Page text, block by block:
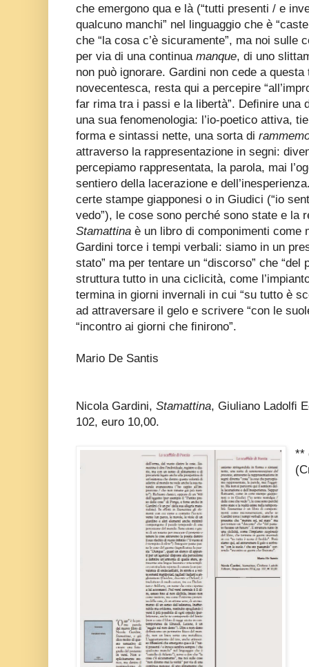
che emergono qua e là (“tutti presenti / e
qualcuno manchi” nel linguaggio che è
che “la cosa c’è sicuramente”, ma noi sulle
per via di una continua manque, di uno
non può ignorare. Gardini non cede a questa
novecentesca, resta qui a percepire
far rima tra i passi e la libertà”. Deﬁnire una
una sua fenomenologia: l’io-poetico attiva,
forma e sintassi nette, una sorta di
attraverso la rappresentazione in segni:
percepiamo rappresentata, la parola, mai
sentiero della lacerazione e
certe stampe giapponesi o in Giudici (“io
vedo”), le cose sono perché sono state e la
Stamattina è un libro di componimenti come
Gardini torce i tempi verbali: siamo in un
stato” ma per tentare un “discorso” che
struttura tutto in una ciclicità, come
termina in giorni invernali in cui “su tutto è
ad attraversare il gelo e scrivere “con le
“incontro ai giorni che ﬁnirono”.
Mario De Santis
Nicola Gardini, Stamattina, Giuliano Ladolﬁ
102, euro 10,00.
**